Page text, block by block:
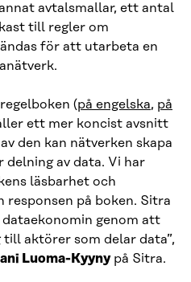
avtalsmallar, ett antal
till regler om
för att utarbeta en
(på engelska, på
ett mer koncist avsnitt
den kan nätverken skapa
delning av data. Vi har
läsbarhet och
på boken. Sitra
genom att
aktörer som delar data”,
Luoma-Kyynypå Sitra.